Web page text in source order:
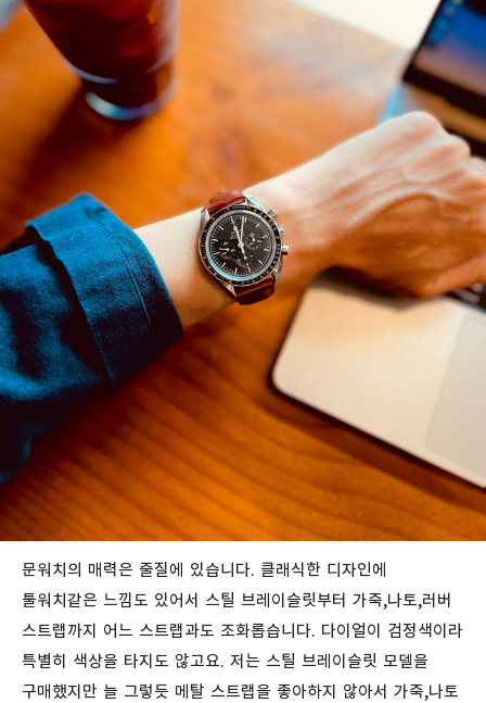
문워치의 매력은 줄질에 있습니다. 클래식한 디자인에
툴워치같은 느낌도 있어서 스틸 브레이슬릿부터 가죽,나토,러버
스트랩까지 어느 스트랩과도 조화롭습니다. 다이얼이 검정색이라
특별히 색상을 타지도 않고요. 저는 스틸 브레이슬릿 모델을
구매했지만 늘 그렇듯 메탈 스트랩을 좋아하지 않아서 가죽,나토